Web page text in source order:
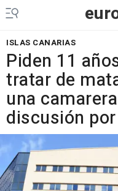
ISLAS CANARIAS
Piden 11
tratar de
una
discusión